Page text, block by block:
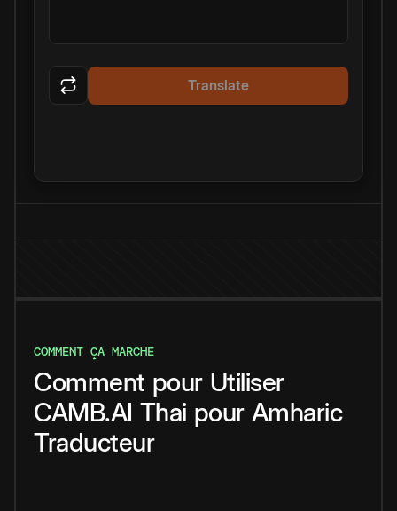
Translate
COMMENT ÇA MARCHE
Comment pour Utiliser
CAMB.AI Thai pour Amharic
Traducteur